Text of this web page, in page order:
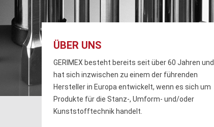
ÜBER UNS
GERIMEX besteht bereits seit über 60 Jahren und
hat sich inzwischen zu einem der führenden
Hersteller in Europa entwickelt, wenn es sich um
Produkte für die Stanz-, Umform- und/oder
Kunststofftechnik handelt.